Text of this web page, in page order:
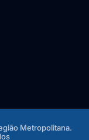
Metropolitana.